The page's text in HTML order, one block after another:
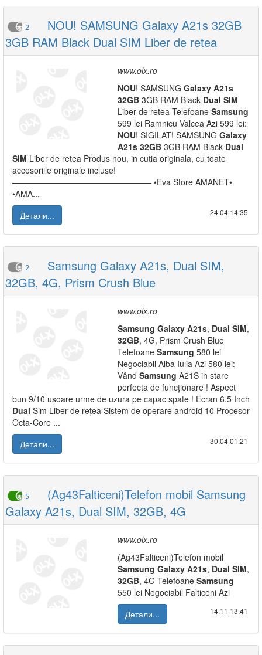
2
NOU! SAMSUNG Galaxy A21s 32GB
3GB RAM Black Dual SIM Liber de retea
www.olx.ro
NOU! SAMSUNG Galaxy A21s
32GB 3GB RAM Black Dual SIM
Liber de retea Telefoane Samsung
599 lei Ramnicu Valcea Azi 599 lei:
NOU! SIGILAT! SAMSUNG Galaxy
A21s 32GB 3GB RAM Black Dual
SIM Liber de retea Produs nou, in cutia originala, cu toate
accesoriile originale incluse!
————————————————— •Eva Store AMANET•
•AMA...
Детали...
24.04|14:35
2
Samsung Galaxy A21s, Dual SIM,
32GB, 4G, Prism Crush Blue
www.olx.ro
Samsung Galaxy A21s, Dual SIM,
32GB, 4G, Prism Crush Blue
Telefoane Samsung 580 lei
Negociabil Alba Iulia Azi 580 lei:
Vând Samsung A21S in stare
perfecta de funcționare ! Aspect
bun 9/10 ușoare urme de uzura pe capac spate ! Ecran 6.5 Inch
Dual Sim Liber de rețea Sistem de operare android 10 Procesor
Octa-Core ...
Детали...
30.04|01:21
5
(Ag43Falticeni)Telefon mobil Samsung
Galaxy A21s, Dual SIM, 32GB, 4G
www.olx.ro
(Ag43Falticeni)Telefon mobil
Samsung Galaxy A21s, Dual SIM,
32GB, 4G Telefoane Samsung
550 lei Negociabil Falticeni Azi
Детали...
14.11|13:41